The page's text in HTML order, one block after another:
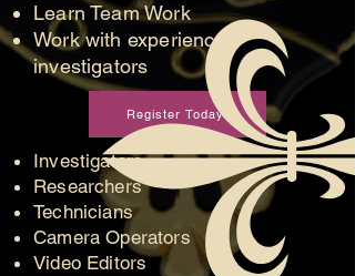
Learn Team Work
Work with experienced
investigators
Register Today
Investigators
Researchers
Technicians
Camera Operators
Video Editors